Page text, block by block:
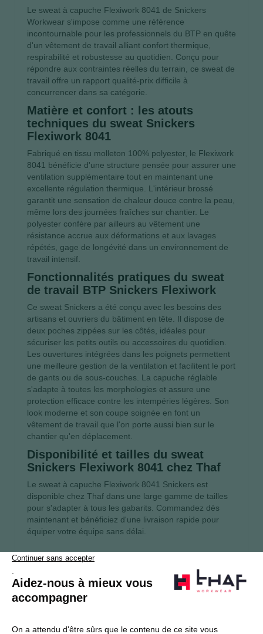
Le sweat à capuche Flexiwork 8041 de Snickers
Workwear s'impose comme une référence
incontournable pour les professionnels du BTP en quête
d'un vêtement de travail alliant confort thermique,
respirabilité et robustesse au quotidien. Conçu pour
répondre aux contraintes réelles du terrain, ce sweat de
travail offre un rapport qualité-prix difficile à
concurrencer dans sa catégorie.
Matière et confort : les atouts
techniques du sweat Snickers
Flexiwork 8041
Fabriqué en tissu molleton 100% polyester, le Flexiwork
8041 bénéficie d'une structure pensée pour assurer une
ventilation supplémentaire tout en maintenant une
excellente régulation thermique. L'intérieur brossé
garantit une sensation de chaleur douce contre la peau,
même lors des journées fraîches sur chantier. Le
polyester confère par ailleurs au vêtement une
résistance accrue aux déformations et aux lavages
répétés, gage de longévité dans un environnement de
travail intensif.
Fonctionnalités pratiques du sweat
de travail BTP Snickers Flexiwork
Ce sweat Snickers a été conçu avec les besoins des
artisans et ouvriers du bâtiment en tête. Il dispose de
deux poches zippées sur les côtés, idéales pour
sécuriser les petits outils ou accessoires du quotidien.
Les ouvertures intégrées dans les poignets permettent
une meilleure gestion de la ventilation et facilitent le port
de gants ou de sous-couches. La capuche réglable
s'adapte à toutes les morphologies et assure une
protection efficace contre les intempéries légères. Son
look moderne et son coupe soignée en font un
vêtement de travail que l'on porte aussi bien sur le
chantier qu'en déplacement.
Disponibilité et tailles du sweat
Snickers Flexiwork 8041 chez Thaf
Le sweat à capuche Flexiwork 8041 Snickers est
disponible chez Thaf dans une large gamme de tailles
pour s'adapter à tous les gabarits. Commandez dès
maintenant et bénéficiez d'une livraison rapide pour
équiper votre équipe sans délai.